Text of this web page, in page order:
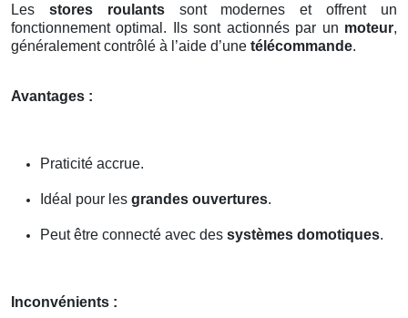
Les stores roulantssont modernes et offrent un
fonctionnement optimal. Ils sont actionnés par un moteur,
généralement contrôlé à l’aide d’une télécommande.
Avantages :
Praticité accrue.
Idéal pour les grandes ouvertures.
Peut être connecté avec des systèmes domotiques.
Inconvénients :